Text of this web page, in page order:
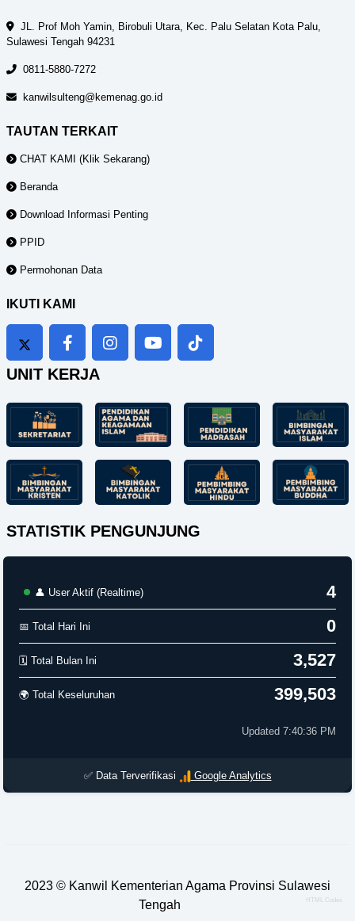
JL. Prof Moh Yamin, Birobuli Utara, Kec. Palu Selatan Kota Palu,
Sulawesi Tengah 94231
0811-5880-7272
kanwilsulteng@kemenag.go.id
TAUTAN TERKAIT
CHAT KAMI (Klik Sekarang)
Beranda
Download Informasi Penting
PPID
Permohonan Data
IKUTI KAMI
UNIT KERJA
STATISTIK PENGUNJUNG
👤 User Aktif (Realtime) 4
📅 Total Hari Ini 0
🗓️ Total Bulan Ini 3,527
🌍 Total Keseluruhan 399,503
Updated 7:40:36 PM
✅ Data Terverifikasi Google Analytics
2023 © Kanwil Kementerian Agama Provinsi Sulawesi
Tengah
HTML Codex